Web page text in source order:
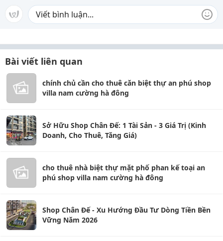
Bài viết liên quan
chính chủ cần cho thuê căn biệt thự an phú shop
villa nam cường hà đông
Sở Hữu Shop Chân Đế: 1 Tài Sản - 3 Giá Trị (Kinh
Doanh, Cho Thuê, Tăng Giá)
cho thuê nhà biệt thự mặt phố phan kế toại an
phú shop villa nam cường hà đông
Shop Chân Đế - Xu Hướng Đầu Tư Dòng Tiền Bền
Vững Năm 2026